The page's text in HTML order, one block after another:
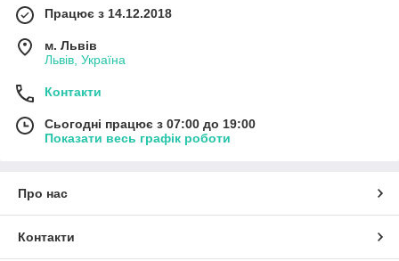
Працює з 14.12.2018
м. Львів
Львів, Україна
Контакти
Сьогодні працює з 07:00 до 19:00
Показати весь графік роботи
Про нас
Контакти